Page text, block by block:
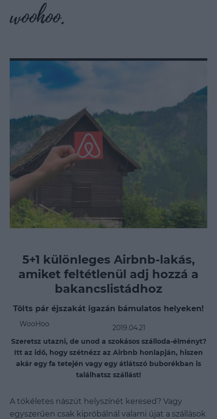
5+1 különleges Airbnb-lakás,
amiket feltétlenül adj hozzá a
bakancslistádhoz
Tölts pár éjszakát igazán bámulatos helyeken!
WooHoo
2019.04.21
Szeretsz utazni, de unod a szokásos szálloda-élményt?
Itt az idő, hogy szétnézz az Airbnb honlapján, hiszen
akár egy fa tetején vagy egy átlátszó buborékban is
találhatsz szállást!
A tökéletes nászút helyszínét keresed? Vagy
egyszerűen csak kipróbálnál valami újat a szállások